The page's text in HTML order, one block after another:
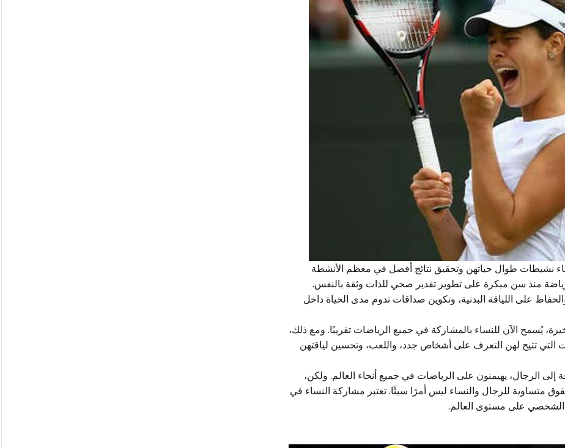
نشيطات طوال حياتهن وتحقيق نتائج أفضل في معظم الأنشطة
منذ سن مبكرة على تطوير تقدير صحي للذات وثقة بالنفس.
على اللياقة البدنية، وتكوين صداقات تدوم مدى الحياة داخل
يُسمح الآن للنساء بالمشاركة في جميع الرياضات تقريبًا. ومع ذلك،
التي تتيح لهن التعرف على أشخاص جدد، واللعب، وتحسين لياقتهن
إلى الرجال، يهيمنون على الرياضات في جميع أنحاء العالم. ولكن،
متساوية للرجال والنساء ليس أمرًا سيئًا. تعتبر مشاركة النساء في
الشخصي على مستوى العالم.